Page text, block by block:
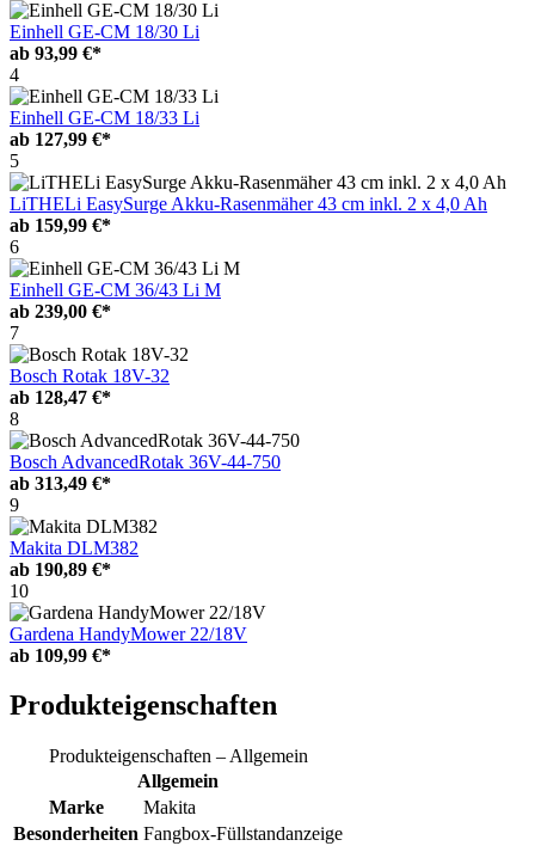
Einhell GE-CM 18/30 Li
ab 93,99 €*
4
Einhell GE-CM 18/33 Li
ab 127,99 €*
5
LiTHELi EasySurge Akku-Rasenmäher 43 cm inkl. 2 x 4,0 Ah
ab 159,99 €*
6
Einhell GE-CM 36/43 Li M
ab 239,00 €*
7
Bosch Rotak 18V-32
ab 128,47 €*
8
Bosch AdvancedRotak 36V-44-750
ab 313,49 €*
9
Makita DLM382
ab 190,89 €*
10
Gardena HandyMower 22/18V
ab 109,99 €*
Produkteigenschaften
Produkteigenschaften – Allgemein
Allgemein
Marke
Makita
Besonderheiten Fangbox-Füllstandanzeige